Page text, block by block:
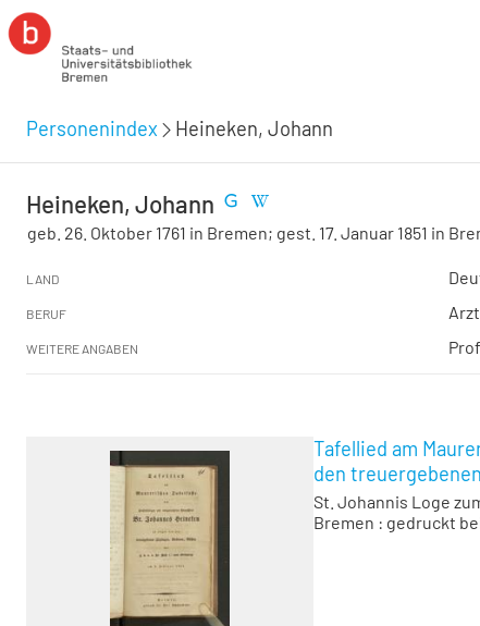
Personenindex Heineken, Johann
Heineken, Johann
geb. 26. Oktober 1761 in Bremen; gest. 17. Januar 1851 in
LAND
BERUF
WEITERE ANGABEN
Tafellied am
den
St. Johannis Loge
Bremen : gedruckt